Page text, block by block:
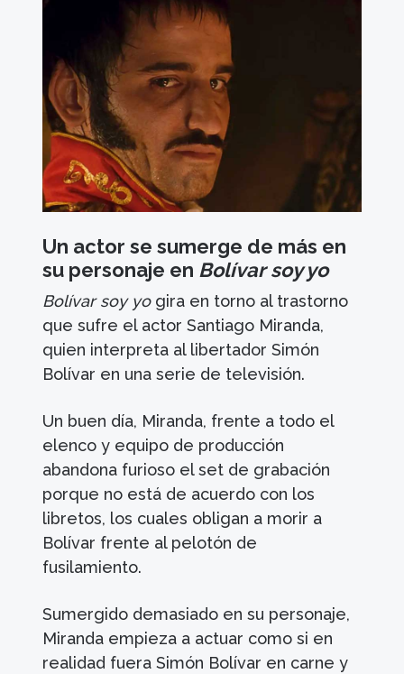
Un actor se sumerge de más en
su personaje en Bolívar soy yo
Bolívar soy yogira en torno al trastorno
que sufre el actor Santiago Miranda,
quien interpreta al libertador Simón
Bolívar en una serie de televisión.
Un buen día, Miranda, frente a todo el
elenco y equipo de producción
abandona furioso el set de grabación
porque no está de acuerdo con los
libretos, los cuales obligan a morir a
Bolívar frente al pelotón de
fusilamiento.
Sumergido demasiado en su personaje,
Miranda empieza a actuar como si en
realidad fuera Simón Bolívar en carne y